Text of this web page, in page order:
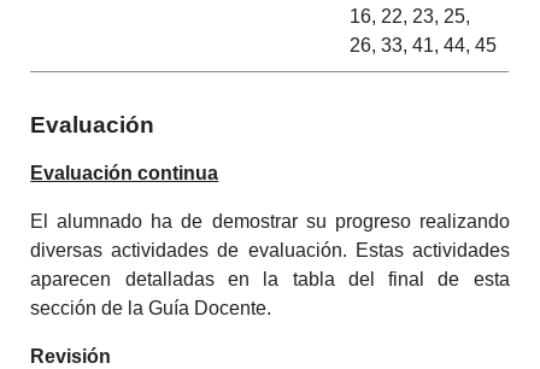
16, 22, 23, 25,
26, 33, 41, 44, 45
Evaluación
Evaluación continua
El alumnado ha de demostrar su progreso realizando
diversas actividades de evaluación. Estas actividades
aparecen detalladas en la tabla del final de esta
sección de la Guía Docente.
Revisión